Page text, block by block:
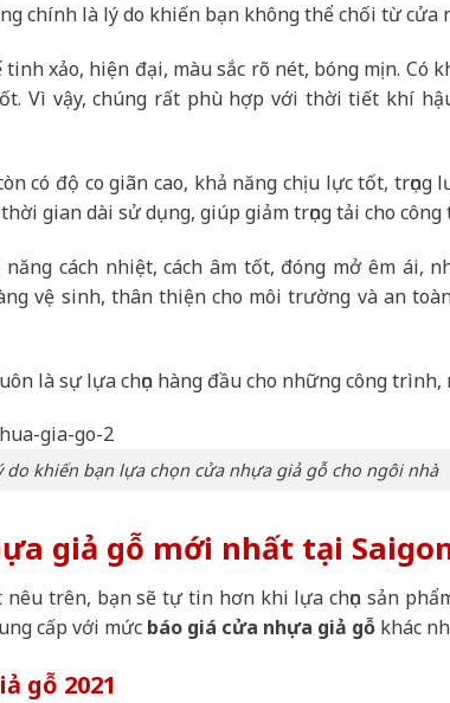
chính là lý do khiến bạn không thể chối từ cửa
xảo, hiện đại, màu sắc rõ nét, bóng mịn. Có
Vì vậy, chúng rất phù hợp với thời tiết khí
có độ co giãn cao, khả năng chịu lực tốt, trọng
gian dài sử dụng, giúp giảm trọng tải cho công
cách nhiệt, cách âm tốt, đóng mở êm ái,
vệ sinh, thân thiện cho môi trường và an
là sự lựa chọn hàng đầu cho những công trình,
do khiến bạn lựa chọn cửa nhựa giả gỗ cho ngôi nhà
giả gỗ mới nhất tại
trên, bạn sẽ tự tin hơn khi lựa chọn sản
cấp với mức báo giá cửa nhựa giả gỗ khác
gỗ 2021